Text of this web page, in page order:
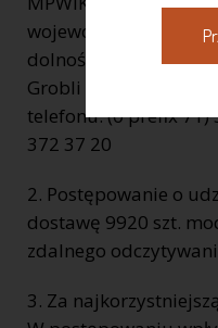
województwo, powiat:
dolnośląskie, ulica,
Grobli 14/16,
telefonu: (0 prefix 71)
372 37 20
2. Postępowanie o
dostawę 9920 szt.
zdalnego
3. Za